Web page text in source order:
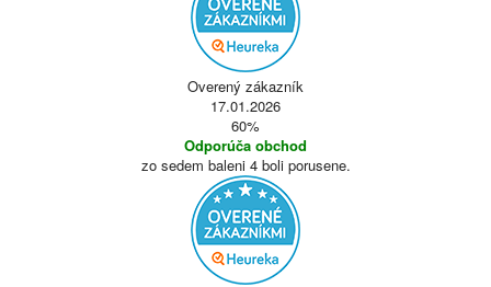
Overený zákazník
17.01.2026
60%
Odporúča obchod
zo sedem baleni 4 boli porusene.